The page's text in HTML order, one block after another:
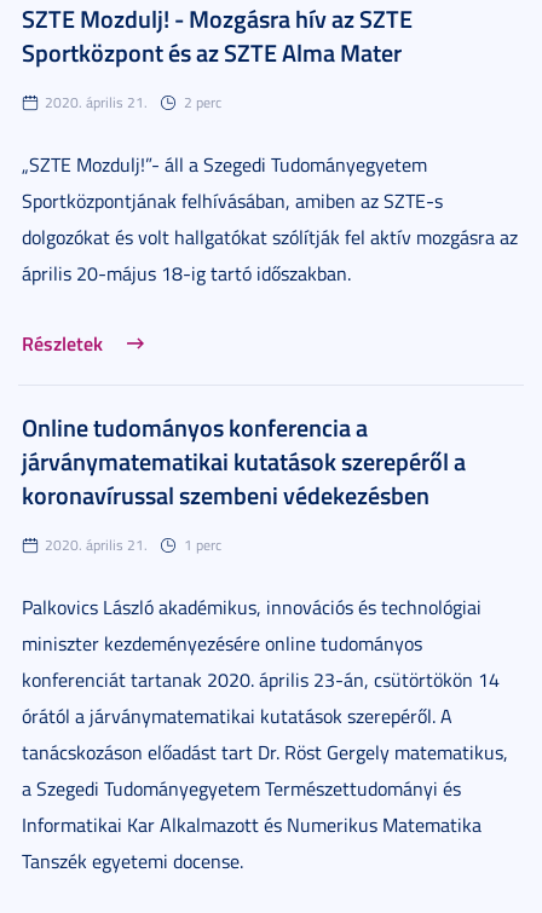
SZTE Mozdulj! - Mozgásra hív az SZTE
Sportközpont és az SZTE Alma Mater
2020. április 21. 2 perc
„SZTE Mozdulj!”- áll a Szegedi Tudományegyetem
Sportközpontjának felhívásában, amiben az SZTE-s
dolgozókat és volt hallgatókat szólítják fel aktív mozgásra az
április 20-május 18-ig tartó időszakban.
Részletek
Online tudományos konferencia a
járványmatematikai kutatások szerepéről a
koronavírussal szembeni védekezésben
2020. április 21. 1 perc
Palkovics László akadémikus, innovációs és technológiai
miniszter kezdeményezésére online tudományos
konferenciát tartanak 2020. április 23-án, csütörtökön 14
órától a járványmatematikai kutatások szerepéről. A
tanácskozáson előadást tart Dr. Röst Gergely matematikus,
a Szegedi Tudományegyetem Természettudományi és
Informatikai Kar Alkalmazott és Numerikus Matematika
Tanszék egyetemi docense.